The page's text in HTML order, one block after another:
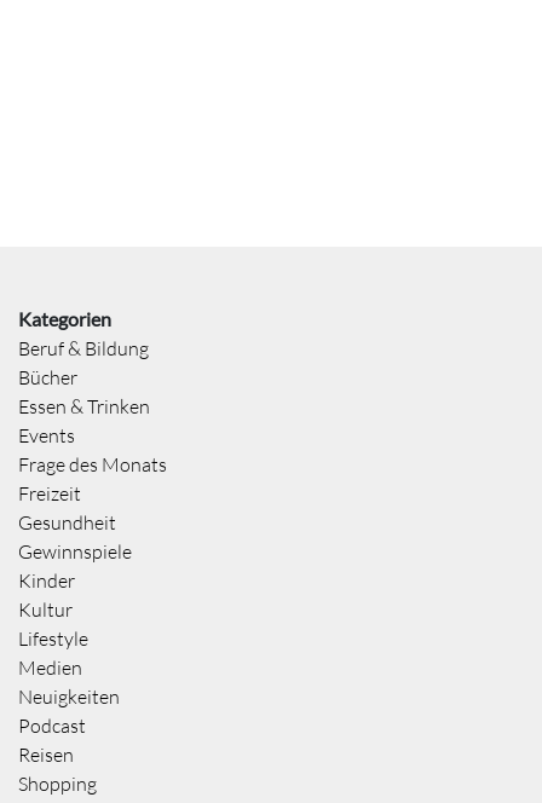
Kategorien
Beruf & Bildung
Bücher
Essen & Trinken
Events
Frage des Monats
Freizeit
Gesundheit
Gewinnspiele
Kinder
Kultur
Lifestyle
Medien
Neuigkeiten
Podcast
Reisen
Shopping